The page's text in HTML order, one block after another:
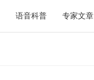
语音科普 专家文章